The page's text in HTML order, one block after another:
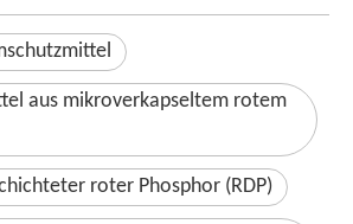
aus mikroverkapseltem rotem
roter Phosphor (RDP)